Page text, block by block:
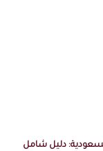
دليل شامل